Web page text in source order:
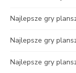
Najlepsze gry
Najlepsze gry
Najlepsze gry